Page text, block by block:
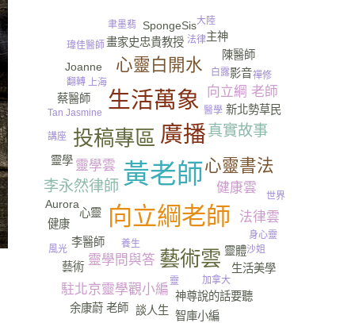
黃老師
向立綱老師
廣播
生活萬象
投稿專區
藝術雲
心靈白開水
心靈書法
李永然律師
真實故事
健康雲
靈學問與答
駐北京靈學觀小編
靈學雲
向立綱 老師
法律雲
心靈
李醫師
靈體
畫家史忠貴教授
Joanne
新北勢草民
神尊說的話要聽
靈學
蔡醫師
SpongeSis
主神
影音
談人生
生活美學
Aurora
健康
陳醫師
余康蔚 老師
藝術
智庫小編
養生
Tan Jasmine
上海
白露
翻轉
沙姐
醫學
瑋佳醫師
聿墨翡
講座
風光
法律
世界
大陸
身心靈
靈
禪修
加拿大